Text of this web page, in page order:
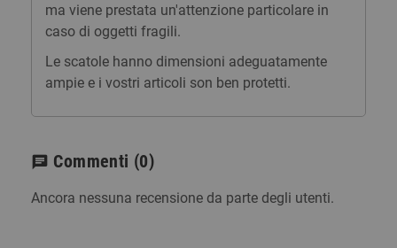
ma viene prestata un'attenzione particolare in
caso di oggetti fragili.
Le scatole hanno dimensioni adeguatamente
ampie e i vostri articoli son ben protetti.
chat Commenti (0)
Ancora nessuna recensione da parte degli utenti.